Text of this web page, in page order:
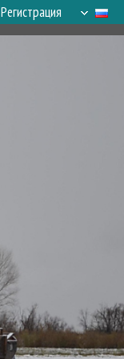
Регистрация